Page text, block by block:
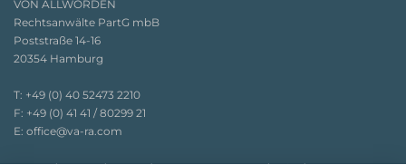
VON ALLWÖRDEN
Rechtsanwälte PartG mbB
Poststraße 14-16
20354 Hamburg
T: +49 (0) 40 52473 2210
F: +49 (0) 41 41 / 80299 21
E: office@va-ra.com